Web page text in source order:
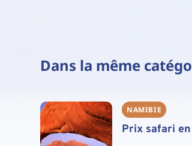
Dans la même
NAMIBIE
Prix safari